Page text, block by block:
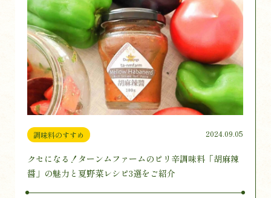
調味料のすすめ 2024.09.05
クセになる！ターンムファームのピリ辛調味料「胡麻辣
醤」の魅力と夏野菜レシピ3選をご紹介